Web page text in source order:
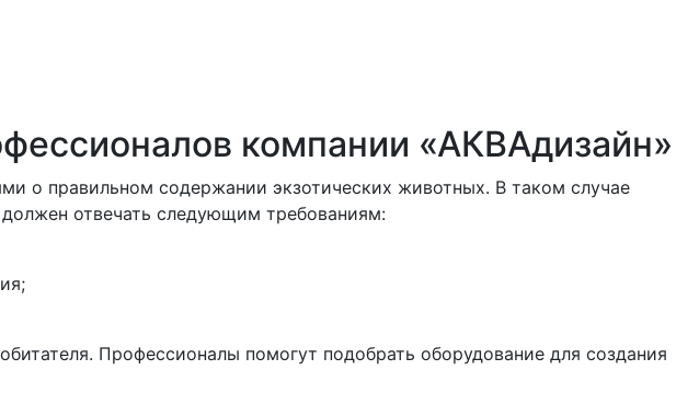
компании «АКВАдизайн»
о правильном содержании экзотических животных. В таком случае
отвечать следующим требованиям:
Профессионалы помогут подобрать оборудование для создания